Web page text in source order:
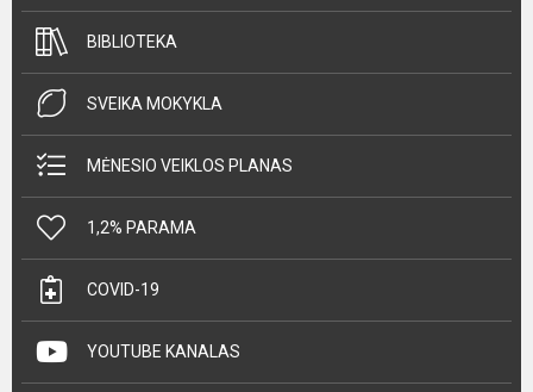
BIBLIOTEKA
SVEIKA MOKYKLA
MĖNESIO VEIKLOS PLANAS
1,2% PARAMA
COVID-19
YOUTUBE KANALAS